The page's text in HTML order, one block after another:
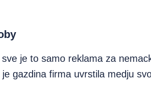
sve je to samo reklama za
je gazdina firma uvrstila medju